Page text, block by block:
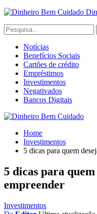
Notícias
Benefícios Sociais
Cartões de crédito
Empréstimos
Investimentos
Negativados
Bancos Digitais
Home
Investimentos
5 dicas para quem
5 dicas para
empreender
Investimentos